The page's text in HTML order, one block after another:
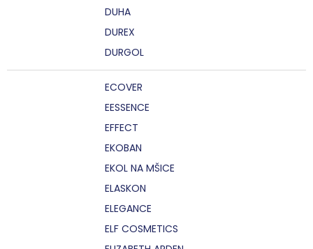
DUHA
DUREX
DURGOL
ECOVER
EESSENCE
EFFECT
EKOBAN
EKOL NA MŠICE
ELASKON
ELEGANCE
ELF COSMETICS